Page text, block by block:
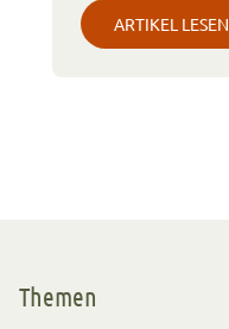
ARTIKEL LESEN
Themen